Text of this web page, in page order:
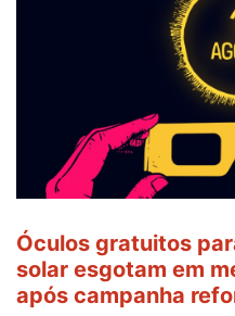
ser
o
quarto
a
a
meta
em
Óculos gratuitos
solar esgotam em
após campanha